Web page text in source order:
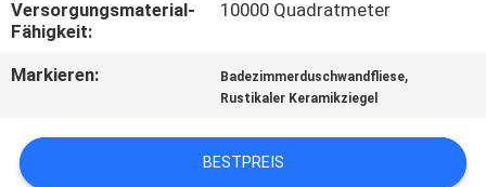
EIN
ANGEBOT
SITEMAP
Versorgungsmaterial-
Fähigkeit:
10000 Quadratmeter
Markieren: Badezimmerduschwandfliese,
Rustikaler Keramikziegel
BESTPREIS